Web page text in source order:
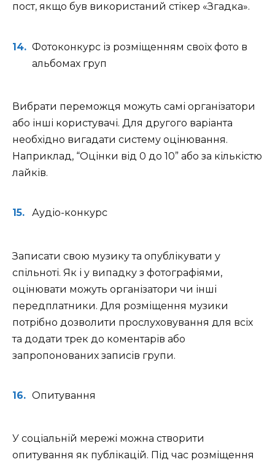
пост, якщо був використаний стікер «Згадка».
Фотоконкурс із розміщенням своїх фото в
альбомах груп
Вибрати переможця можуть самі організатори
або інші користувачі. Для другого варіанта
необхідно вигадати систему оцінювання.
Наприклад, “Оцінки від 0 до 10” або за кількістю
лайків.
Аудіо-конкурс
Записати свою музику та опублікувати у
спільноті. Як і у випадку з фотографіями,
оцінювати можуть організатори чи інші
передплатники. Для розміщення музики
потрібно дозволити прослуховування для всіх
та додати трек до коментарів або
запропонованих записів групи.
Опитування
У соціальній мережі можна створити
опитування як публікацій. Під час розміщення